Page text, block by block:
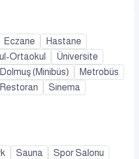
Eczane
Hastane
Ortaokul
Üniversite
Dolmuş (Minibüs)
Metrobüs
Restoran
Sinema
Sauna
Spor Salonu